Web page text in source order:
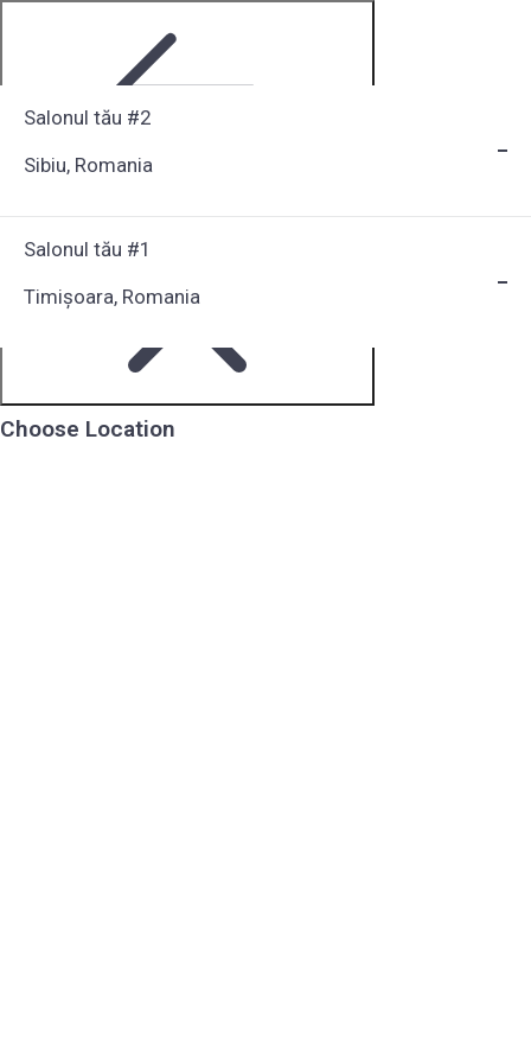
Choose Location
Salonul tău #2
Sibiu, Romania
Salonul tău #1
Timișoara, Romania